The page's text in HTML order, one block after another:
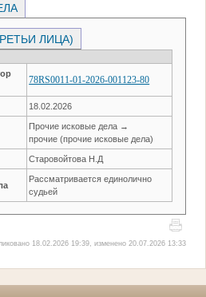
ЛИЦА)
78RS0011-01-2026-001123-80
18.02.2026
Прочие исковые дела →
прочие (прочие исковые дела)
Старовойтова Н.Д
Рассматривается единолично
судьей
18.02.2026 19:39, изменено 20.07.2026 13:33